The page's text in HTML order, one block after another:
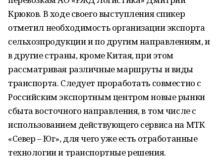
Крюков. В ходе своего выступления спикер
отметил необходимость организации экспорта
сельхозпродукции и по другим направлениям, и
в другие страны, кроме Китая, при этом
рассматривая различные маршруты и виды
транспорта. Следует проработать совместно с
Российским экспортным центром новые рынки
сбыта восточного направления, в том числе с
использованием действующего сервиса на МТК
«Север – Юг», для чего уже есть отработанные
технологии и транспортные решения.